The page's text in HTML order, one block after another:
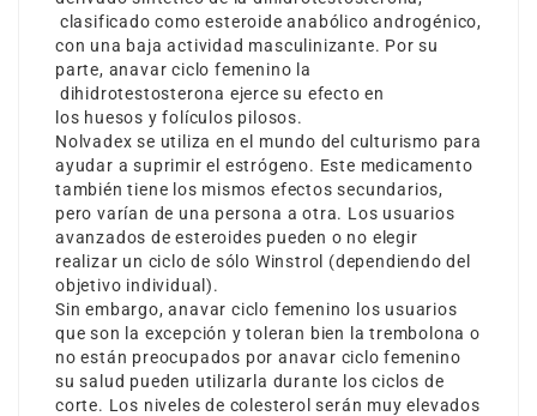
clasificado como esteroide anabólico androgénico,
con una baja actividad masculinizante. Por su
parte, anavar ciclo femenino la
dihidrotestosterona ejerce su efecto en
los huesos y folículos pilosos.
Nolvadex se utiliza en el mundo del culturismo para
ayudar a suprimir el estrógeno. Este medicamento
también tiene los mismos efectos secundarios,
pero varían de una persona a otra. Los usuarios
avanzados de esteroides pueden o no elegir
realizar un ciclo de sólo Winstrol (dependiendo del
objetivo individual).
Sin embargo,anavar ciclo femenino los usuarios
que son la excepción y toleran bien la trembolona o
no están preocupados poranavar ciclo femenino
su salud pueden utilizarla durante los ciclos de
corte. Los niveles de colesterol serán muy elevados